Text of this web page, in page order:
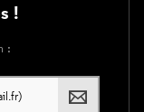
!
: